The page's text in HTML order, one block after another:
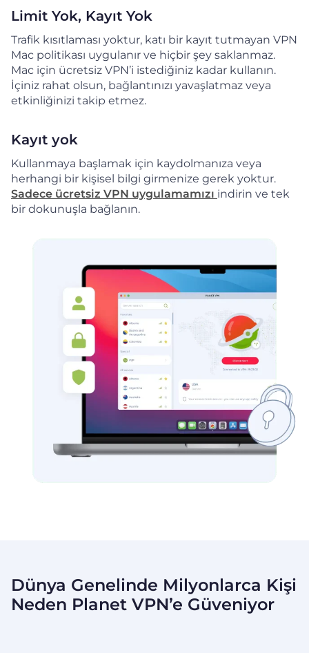
Limit Yok, Kayıt Yok
Trafik kısıtlaması yoktur, katı bir kayıt tutmayan VPN
Mac politikası uygulanır ve hiçbir şey saklanmaz.
Mac için ücretsiz VPN’i istediğiniz kadar kullanın.
İçiniz rahat olsun, bağlantınızı yavaşlatmaz veya
etkinliğinizi takip etmez.
Kayıt yok
Kullanmaya başlamak için kaydolmanıza veya
herhangi bir kişisel bilgi girmenize gerek yoktur.
Sadece ücretsiz VPN uygulamamızı indirin ve tek
bir dokunuşla bağlanın.
Dünya Genelinde Milyonlarca Kişi
Neden Planet VPN’e Güveniyor